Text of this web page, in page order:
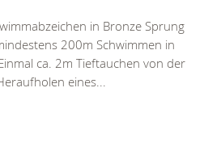
in Bronze Sprung
200m Schwimmen in
ca. 2m Tieftauchen von der
eines...